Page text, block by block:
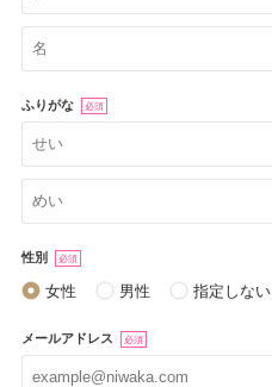
ふりがな 必須
性別 必須
女性 男性 指定しない
メールアドレス 必須